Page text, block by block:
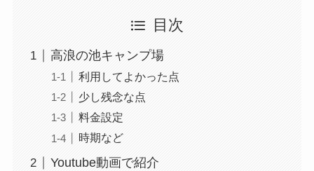
目次
高浪の池キャンプ場
利用してよかった点
少し残念な点
料金設定
時期など
Youtube動画で紹介